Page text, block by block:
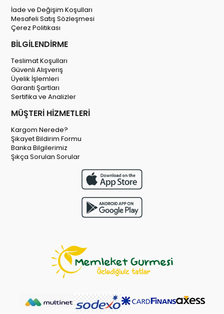
İade ve Değişim Koşulları
Mesafeli Satış Sözleşmesi
Çerez Politikası
BİLGİLENDİRME
Teslimat Koşulları
Güvenli Alışveriş
Üyelik İşlemleri
Garanti Şartları
Sertifika ve Analizler
MÜŞTERİ HİZMETLERİ
Kargom Nerede?
Şikayet Bildirim Formu
Banka Bilgilerimiz
Şıkça Sorulan Sorular